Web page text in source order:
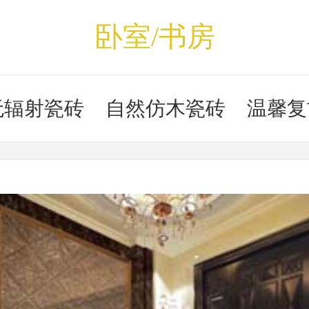
卧室/书房
射瓷砖 自然仿木瓷砖 温馨